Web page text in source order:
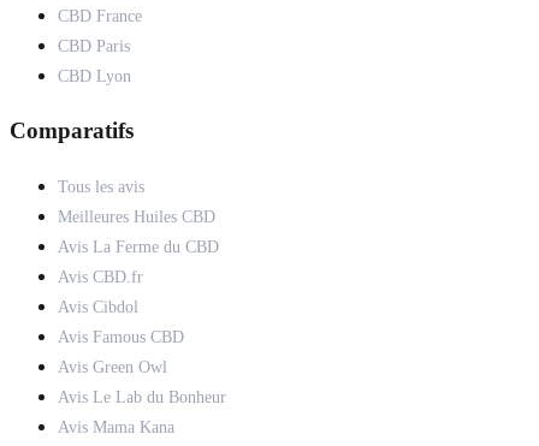
CBD France
CBD Paris
CBD Lyon
Comparatifs
Tous les avis
Meilleures Huiles CBD
Avis La Ferme du CBD
Avis CBD.fr
Avis Cibdol
Avis Famous CBD
Avis Green Owl
Avis Le Lab du Bonheur
Avis Mama Kana